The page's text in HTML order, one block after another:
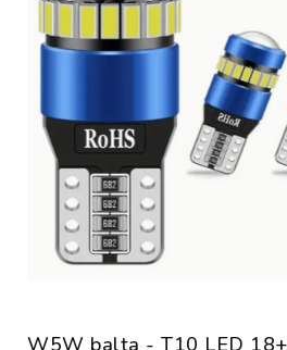
W5W balta - T10 LED